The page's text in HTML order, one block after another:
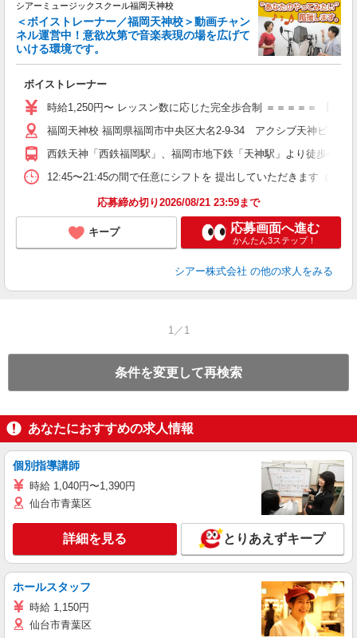
シアーミュージックスクール福岡天神校
＜ボイストレーナー／福岡天神校＞動画チャン
ネル運営中！意欲次第で音楽表現の場を広げて
いける環境です。
ボイストレーナー
時給1,250円〜 レッスン数に応じた完全歩合制 ＝＝＝＝＝ 【月
福岡天神校 福岡県福岡市中央区大名2-9-34 アクシブ天神ビル301
西鉄天神「西鉄福岡駅」、福岡市地下鉄「天神駅」より徒歩4分
12:45〜21:45の間で任意にシフトを 提出していただきます（1
応募締め切り2026/08/21 23:59まで
キープ 応募画面へ進む
かんたん3ステップ！
シアー株式会社 の他の求人をみる
1／1
条件を変更して再検索
あなたにおすすめの求人情報
個別指導講師
時給 1,040円〜1,390円
仙台市青葉区
詳細を見る とりあえずキープ
ホールスタッフ
時給 1,150円
仙台市青葉区